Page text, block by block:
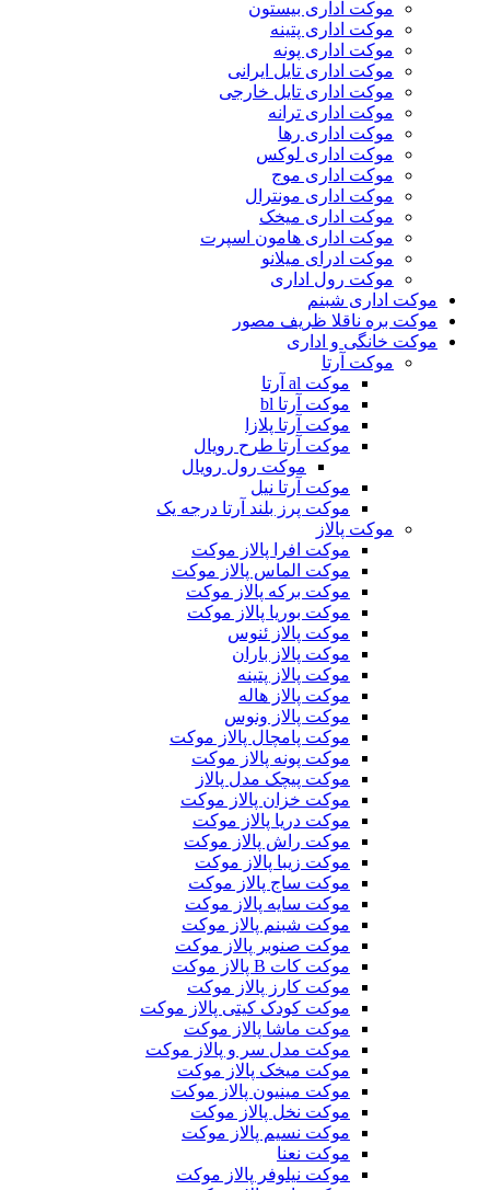
موکت اداری بیستون
موکت اداری پتینه
موکت اداری پونه
موکت اداری تایل ایرانی
موکت اداری تایل خارجی
موکت اداری ترانه
موکت اداری رها
موکت اداری لوکس
موکت اداری موج
موکت اداری مونترال
موکت اداری میخک
موکت اداری هامون اسپرت
موکت ادرای میلانو
موکت رول اداری
موکت اداری شبنم
موکت بره ناقلا ظریف مصور
موکت خانگی و اداری
موکت آرتا
موکت al آرتا
موکت آرتا bl
موکت آرتا پلازا
موکت آرتا طرح رویال
موکت رول رویال
موکت آرتا نیل
موکت پرز بلند آرتا درجه یک
موکت پالاز
موکت افرا پالاز موکت
موکت الماس پالاز موکت
موکت برکه پالاز موکت
موکت بوریا پالاز موکت
موکت پالاز ئنوس
موکت پالاز باران
موکت پالاز پتینه
موکت پالاز هاله
موکت پالاز ونوس
موکت پامچال پالاز موکت
موکت پونه پالاز موکت
موکت پیچک مدل پالاز
موکت خزان پالاز موکت
موکت دریا پالاز موکت
موکت راش پالاز موکت
موکت زیبا پالاز موکت
موکت ساج پالاز موکت
موکت سایه پالاز موکت
موکت شبنم پالاز موکت
موکت صنوبر پالاز موکت
موکت کات B پالاز موکت
موکت کارز پالاز موکت
موکت کودک کیتی پالاز موکت
موکت ماشا پالاز موکت
موکت مدل سر و پالاز موکت
موکت میخک پالاز موکت
موکت مینیون پالاز موکت
موکت نخل پالاز موکت
موکت نسیم پالاز موکت
موکت نعنا
موکت نیلوفر پالاز موکت